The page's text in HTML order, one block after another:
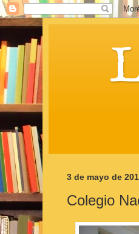
3 de mayo de
Colegio